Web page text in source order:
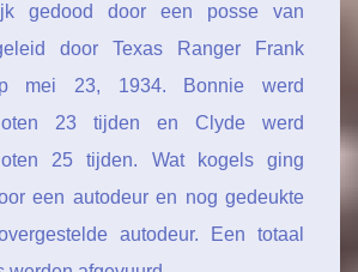
gedood door een posse van
door Texas Ranger Frank
mei 23, 1934. Bonnie werd
23 tijden en Clyde werd
25 tijden. Wat kogels ging
een autodeur en nog gedeukte
autodeur. Een totaal